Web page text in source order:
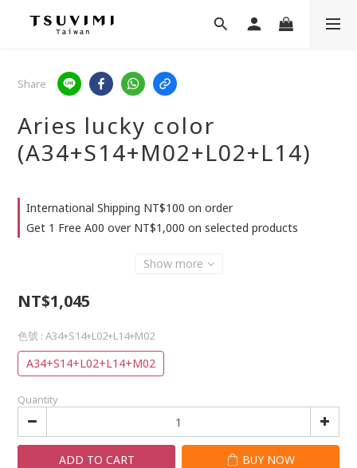
Share
Aries lucky color
(A34+S14+M02+L02+L14)
International Shipping NT$100 on order
Get 1 Free A00 over NT$1,000 on selected products
Show more
NT$1,045
色號 : A34+S14+L02+L14+M02
A34+S14+L02+L14+M02
Quantity
ADD TO CART BUY NOW